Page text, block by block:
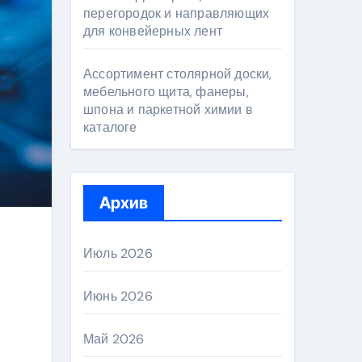
перегородок и направляющих
для конвейерных лент
Ассортимент столярной доски,
мебельного щита, фанеры,
шпона и паркетной химии в
каталоге
Архив
Июль 2026
Июнь 2026
Май 2026